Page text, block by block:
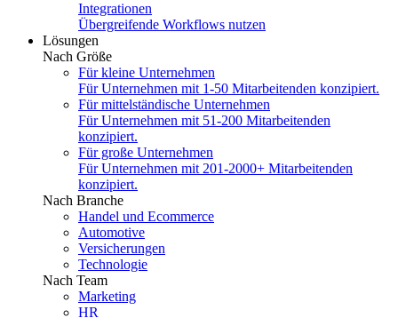
Integrationen
Übergreifende Workflows nutzen
Lösungen
Nach Größe
Für kleine Unternehmen
Für Unternehmen mit 1-50 Mitarbeitenden konzipiert.
Für mittelständische Unternehmen
Für Unternehmen mit 51-200 Mitarbeitenden
konzipiert.
Für große Unternehmen
Für Unternehmen mit 201-2000+ Mitarbeitenden
konzipiert.
Nach Branche
Handel und Ecommerce
Automotive
Versicherungen
Technologie
Nach Team
Marketing
HR